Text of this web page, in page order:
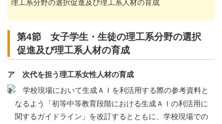
理工系分野の選択促進及び理工系人材の育成
第4節 女子学生・生徒の理工系分野の選択
促進及び理工系人材の育成
ア 次代を担う理工系女性人材の育成
学校現場において生成ＡＩを利活用する際の参考資料と
なるよう「初等中等教育段階における生成ＡＩの利活用に
関するガイドライン」を改訂するとともに、学校現場での